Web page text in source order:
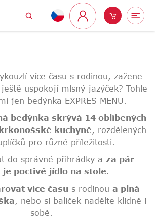
Hledat
Přihlášení
Nákupní
košík
více času s rodinou, zažene
uspokojí mlsný jazýček? Tohle
jen bedýnka EXPRES MENU.
bedýnka skrývá 14 oblíbených
kuchyně, rozdělených
pro různé příležitosti.
do správné přihrádky a za pár
je poctivé jídlo na stole.
více času s rodinou a plná
, nebo si balíček nadělte klidně i
sobě.